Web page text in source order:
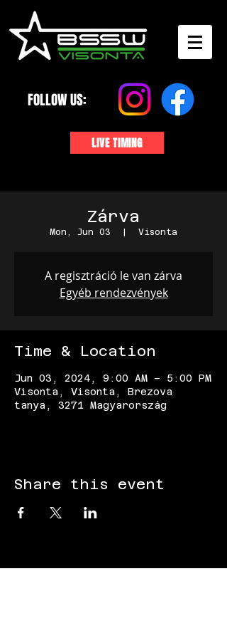
FOLLOW US:
LIVE TIMING
Zárva
Mon, Jun 03 Visonta
A regisztráció le van zárva
Egyéb rendezvények
Time & Location
Jun 03, 2024, 9:00 AM – 5:00 PM
Visonta, Visonta, Brezova
tanya, 3271 Magyarország
Share this event